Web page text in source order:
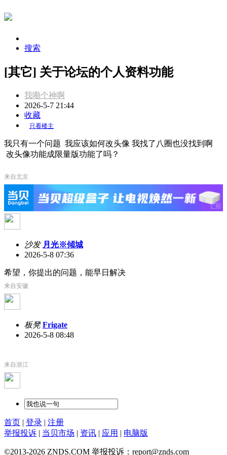
搜索
[其它] 关于论坛的个人资料功能
我嘞个神啊
2026-5-7 21:44
收藏
只看楼主
我只有一个问题 我应该如何改头像 我找了八圈也没找到啊
改头像功能成限量版功能了吗？
来自北京
沙发 月光※傾城
2026-5-8 07:36
希望，你提出的问题，能早日解决
来自安徽
板凳 Frigate
2026-5-8 08:48
来自浙江
首页 | 登录 | 注册
举报投诉 | 当贝市场 | 资讯 | 应用 | 电脑版
©2013-2026 ZNDS.COM 举报投诉：report@znds.com